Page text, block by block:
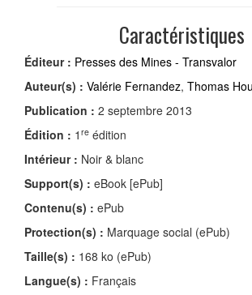
Caractéristiques
Éditeur : Presses des Mines - Transvalor
Auteur(s) : Valérie Fernandez, Thomas
Publication : 2 septembre 2013
Édition : 1 re édition
Intérieur : Noir & blanc
Support(s) : eBook [ePub]
Contenu(s) : ePub
Protection(s) : Marquage social (ePub)
Taille(s) : 168 ko (ePub)
Langue(s) : Français